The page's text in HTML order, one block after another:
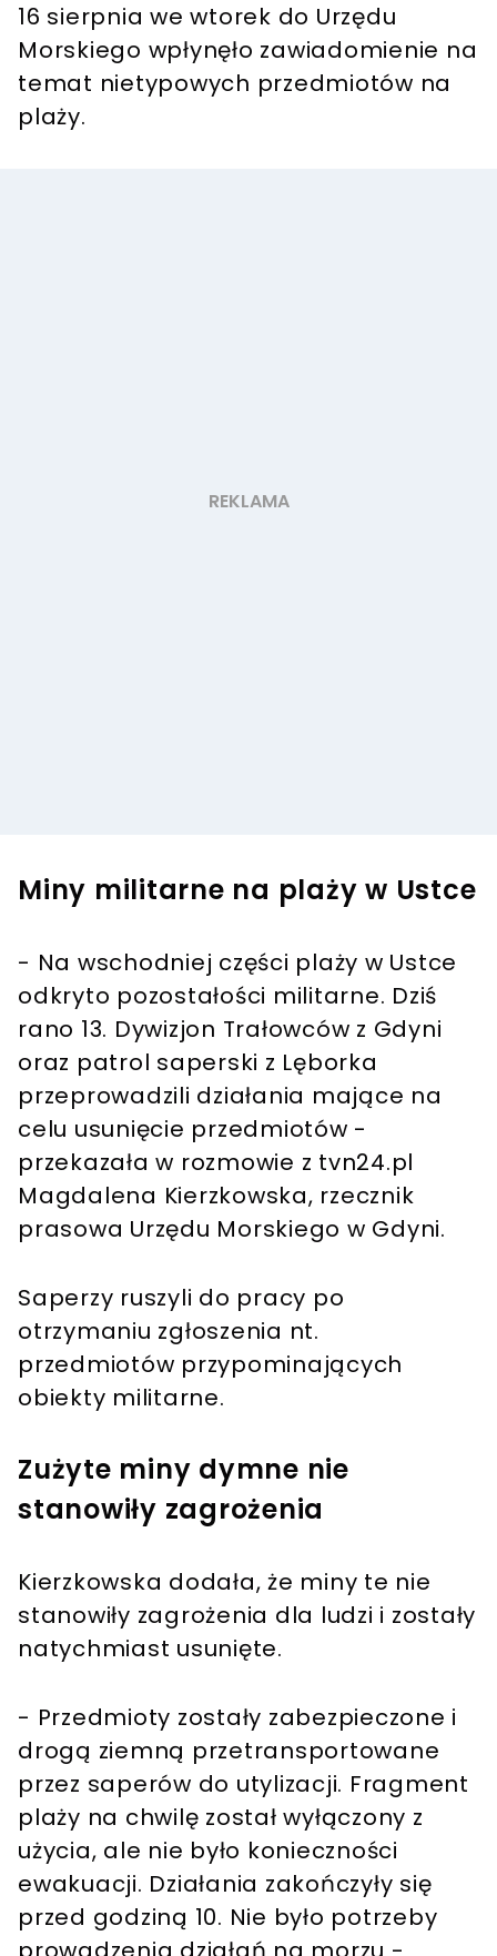
16 sierpnia we wtorek do Urzędu
Morskiego wpłynęło zawiadomienie na
temat nietypowych przedmiotów na
plaży.
Miny militarne na plaży w Ustce
- Na wschodniej części plaży w Ustce
odkryto pozostałości militarne. Dziś
rano 13. Dywizjon Trałowców z Gdyni
oraz patrol saperski z Lęborka
przeprowadzili działania mające na
celu usunięcie przedmiotów -
przekazała w rozmowie z tvn24.pl
Magdalena Kierzkowska, rzecznik
prasowa Urzędu Morskiego w Gdyni.
Saperzy ruszyli do pracy po
otrzymaniu zgłoszenia nt.
przedmiotów przypominających
obiekty militarne.
Zużyte miny dymne nie
stanowiły zagrożenia
Kierzkowska dodała, że miny te nie
stanowiły zagrożenia dla ludzi i zostały
natychmiast usunięte.
- Przedmioty zostały zabezpieczone i
drogą ziemną przetransportowane
przez saperów do utylizacji. Fragment
plaży na chwilę został wyłączony z
użycia, ale nie było konieczności
ewakuacji. Działania zakończyły się
przed godziną 10. Nie było potrzeby